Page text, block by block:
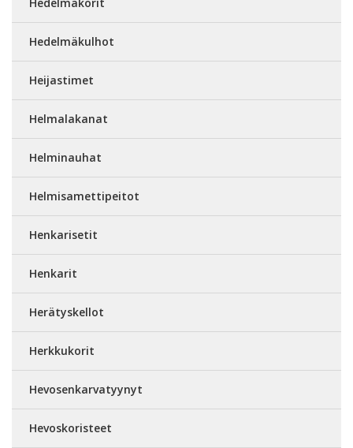
Hedelmäkulhot
Heijastimet
Helmalakanat
Helminauhat
Helmisamettipeitot
Henkarisetit
Henkarit
Herätyskellot
Herkkukorit
Hevosenkarvatyynyt
Hevoskoristeet